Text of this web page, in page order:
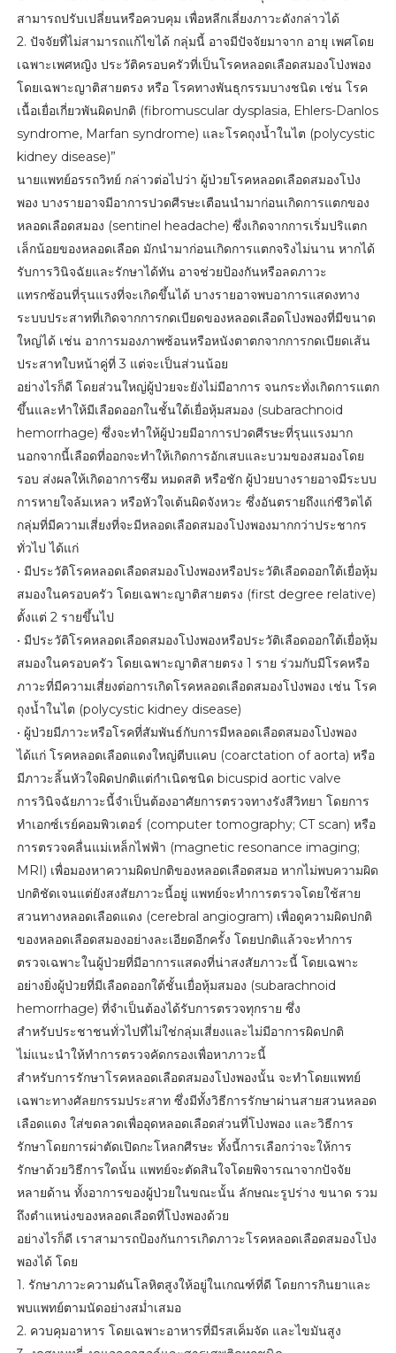
สามารถปรับเปลี่ยนหรือควบคุม เพื่อหลีกเลี่ยงภาวะดังกล่าวได้
2. ปัจจัยที่ไม่สามารถแก้ไขได้ กลุ่มนี้ อาจมีปัจจัยมาจาก อายุ เพศโดย
เฉพาะเพศหญิง ประวัติครอบครัวที่เป็นโรคหลอดเลือดสมองโป่งพอง
โดยเฉพาะญาติสายตรง หรือ โรคทางพันธุกรรมบางชนิด เช่น โรค
เนื้อเยื่อเกี่ยวพันผิดปกติ (fibromuscular dysplasia, Ehlers-Danlos
syndrome, Marfan syndrome) และโรคถุงน้ำในไต (polycystic
kidney disease)”
นายแพทย์อรรถวิทย์ กล่าวต่อไปว่า ผู้ป่วยโรคหลอดเลือดสมองโป่ง
พอง บางรายอาจมีอาการปวดศีรษะเตือนนำมาก่อนเกิดการแตกของ
หลอดเลือดสมอง (sentinel headache) ซึ่งเกิดจากการเริ่มปริแตก
เล็กน้อยของหลอดเลือด มักนำมาก่อนเกิดการแตกจริงไม่นาน หากได้
รับการวินิจฉัยและรักษาได้ทัน อาจช่วยป้องกันหรือลดภาวะ
แทรกซ้อนที่รุนแรงที่จะเกิดขึ้นได้ บางรายอาจพบอาการแสดงทาง
ระบบประสาทที่เกิดจากการกดเบียดของหลอดเลือดโป่งพองที่มีขนาด
ใหญ่ได้ เช่น อาการมองภาพซ้อนหรือหนังตาตกจากการกดเบียดเส้น
ประสาทใบหน้าคู่ที่ 3 แต่จะเป็นส่วนน้อย
อย่างไรก็ดี โดยส่วนใหญ่ผู้ป่วยจะยังไม่มีอาการ จนกระทั่งเกิดการแตก
ขึ้นและทำให้มีเลือดออกในชั้นใต้เยื่อหุ้มสมอง (subarachnoid
hemorrhage) ซึ่งจะทำให้ผู้ป่วยมีอาการปวดศีรษะที่รุนแรงมาก
นอกจากนี้เลือดที่ออกจะทำให้เกิดการอักเสบและบวมของสมองโดย
รอบ ส่งผลให้เกิดอาการซึม หมดสติ หรือชัก ผู้ป่วยบางรายอาจมีระบบ
การหายใจล้มเหลว หรือหัวใจเต้นผิดจังหวะ ซึ่งอันตรายถึงแก่ชีวิตได้
กลุ่มที่มีความเสี่ยงที่จะมีหลอดเลือดสมองโป่งพองมากกว่าประชากร
ทั่วไป ได้แก่
• มีประวัติโรคหลอดเลือดสมองโป่งพองหรือประวัติเลือดออกใต้เยื่อหุ้ม
สมองในครอบครัว โดยเฉพาะญาติสายตรง (first degree relative)
ตั้งแต่ 2 รายขึ้นไป
• มีประวัติโรคหลอดเลือดสมองโป่งพองหรือประวัติเลือดออกใต้เยื่อหุ้ม
สมองในครอบครัว โดยเฉพาะญาติสายตรง 1 ราย ร่วมกับมีโรคหรือ
ภาวะที่มีความเสี่ยงต่อการเกิดโรคหลอดเลือดสมองโป่งพอง เช่น โรค
ถุงน้ำในไต (polycystic kidney disease)
• ผู้ป่วยมีภาวะหรือโรคที่สัมพันธ์กับการมีหลอดเลือดสมองโป่งพอง
ได้แก่ โรคหลอดเลือดแดงใหญ่ตีบแคบ (coarctation of aorta) หรือ
มีภาวะลิ้นหัวใจผิดปกติแต่กำเนิดชนิด bicuspid aortic valve
การวินิจฉัยภาวะนี้จำเป็นต้องอาศัยการตรวจทางรังสีวิทยา โดยการ
ทำเอกซ์เรย์คอมพิวเตอร์ (computer tomography; CT scan) หรือ
การตรวจคลื่นแม่เหล็กไฟฟ้า (magnetic resonance imaging;
MRI) เพื่อมองหาความผิดปกติของหลอดเลือดสมอ หากไม่พบความผิด
ปกติชัดเจนแต่ยังสงสัยภาวะนี้อยู่ แพทย์จะทำการตรวจโดยใช้สาย
สวนทางหลอดเลือดแดง (cerebral angiogram) เพื่อดูความผิดปกติ
ของหลอดเลือดสมองอย่างละเอียดอีกครั้ง โดยปกติแล้วจะทำการ
ตรวจเฉพาะในผู้ป่วยที่มีอาการแสดงที่น่าสงสัยภาวะนี้ โดยเฉพาะ
อย่างยิ่งผู้ป่วยที่มีเลือดออกใต้ชั้นเยื่อหุ้มสมอง (subarachnoid
hemorrhage) ที่จำเป็นต้องได้รับการตรวจทุกราย ซึ่ง
สำหรับประชาชนทั่วไปที่ไม่ใช่กลุ่มเสี่ยงและไม่มีอาการผิดปกติ
ไม่แนะนำให้ทำการตรวจคัดกรองเพื่อหาภาวะนี้
สำหรับการรักษาโรคหลอดเลือดสมองโป่งพองนั้น จะทำโดยแพทย์
เฉพาะทางศัลยกรรมประสาท ซึ่งมีทั้งวิธีการรักษาผ่านสายสวนหลอด
เลือดแดง ใส่ขดลวดเพื่ออุดหลอดเลือดส่วนที่โป่งพอง และวิธีการ
รักษาโดยการผ่าตัดเปิดกะโหลกศีรษะ ทั้งนี้การเลือกว่าจะให้การ
รักษาด้วยวิธีการใดนั้น แพทย์จะตัดสินใจโดยพิจารณาจากปัจจัย
หลายด้าน ทั้งอาการของผู้ป่วยในขณะนั้น ลักษณะรูปร่าง ขนาด รวม
ถึงตำแหน่งของหลอดเลือดที่โป่งพองด้วย
อย่างไรก็ดี เราสามารถป้องกันการเกิดภาวะโรคหลอดเลือดสมองโป่ง
พองได้ โดย
1. รักษาภาวะความดันโลหิตสูงให้อยู่ในเกณฑ์ที่ดี โดยการกินยาและ
พบแพทย์ตามนัดอย่างสม่ำเสมอ
2. ควบคุมอาหาร โดยเฉพาะอาหารที่มีรสเค็มจัด และไขมันสูง